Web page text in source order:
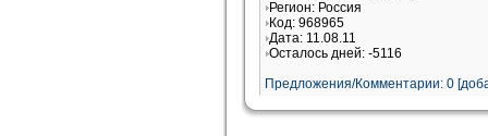
Регион: Россия
Код: 968965
Дата: 11.08.11
Осталось дней: -5116
Предложения/Комментарии: 0